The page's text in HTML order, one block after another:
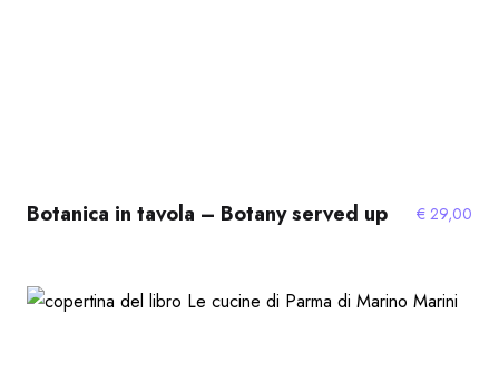
Botanica in tavola – Botany served up € 29,00